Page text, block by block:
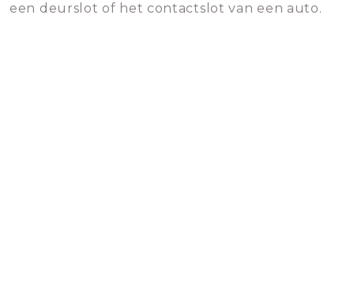
een deurslot of het contactslot van een auto.